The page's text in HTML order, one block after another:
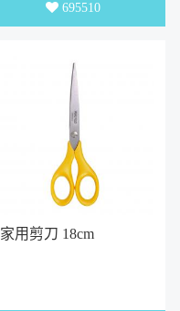
695510
家用剪刀 18cm